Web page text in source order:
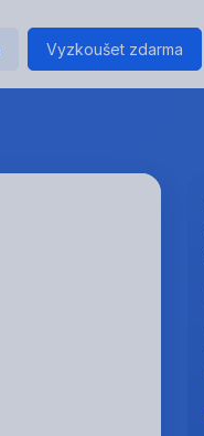
Vyzkoušet zdarma